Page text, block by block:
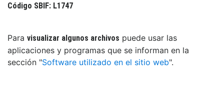
Código SBIF: L1747
Para visualizar algunos archivos puede usar las
aplicaciones y programas que se informan en la
sección "Software utilizado en el sitio web".